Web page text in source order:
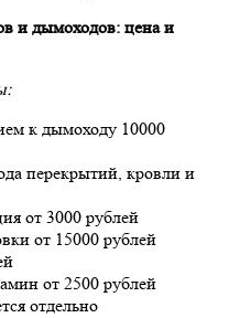
и дымоходов: цена и
к дымоходу 10000
перекрытий, кровли и
от 3000 рублей
от 15000 рублей
от 2500 рублей
отдельно